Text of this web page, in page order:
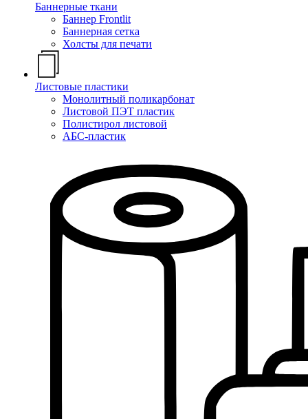
Баннерные ткани
Баннер Frontlit
Баннерная сетка
Холсты для печати
Листовые пластики
Монолитный поликарбонат
Листовой ПЭТ пластик
Полистирол листовой
АБС-пластик